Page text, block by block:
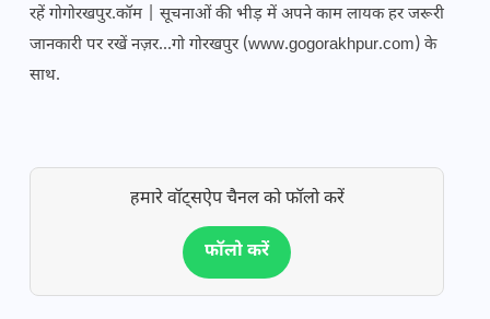
रहें गोगोरखपुर.कॉम | सूचनाओं की भीड़ में अपने काम लायक हर जरूरी
जानकारी पर रखें नज़र...गो गोरखपुर (www.gogorakhpur.com) के
साथ.
हमारे वॉट्सऐप चैनल को फॉलो करें
फॉलो करें